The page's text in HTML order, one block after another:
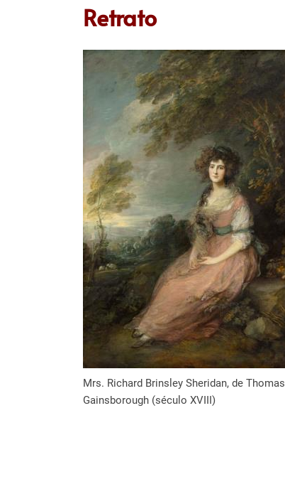
Retrato
Mrs. Richard Brinsley Sheridan, de Thomas
Gainsborough (século XVIII)